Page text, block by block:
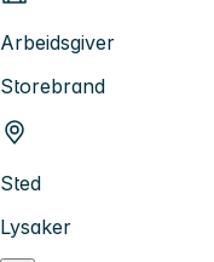
Arbeidsgiver
Storebrand
Sted
Lysaker